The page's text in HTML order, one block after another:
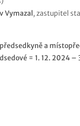
Vymazal, zastupitel
a
= 1. 12. 2024 –